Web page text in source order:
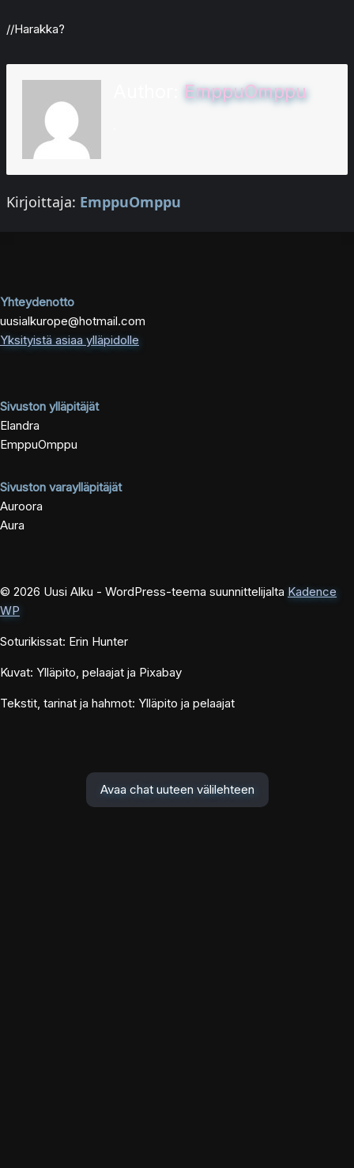
//Harakka?
EmppuOmppu
Kirjoittaja: EmppuOmppu
Yhteydenotto
uusialkurope@hotmail.com
Yksityistä asiaa ylläpidolle
Sivuston ylläpitäjät
Elandra
EmppuOmppu
Sivuston varaylläpitäjät
Auroora
Aura
© 2026 Uusi Alku - WordPress-teema suunnittelijalta Kadence
WP
Soturikissat: Erin Hunter
Kuvat: Ylläpito, pelaajat ja Pixabay
Tekstit, tarinat ja hahmot: Ylläpito ja pelaajat
Avaa chat uuteen välilehteen